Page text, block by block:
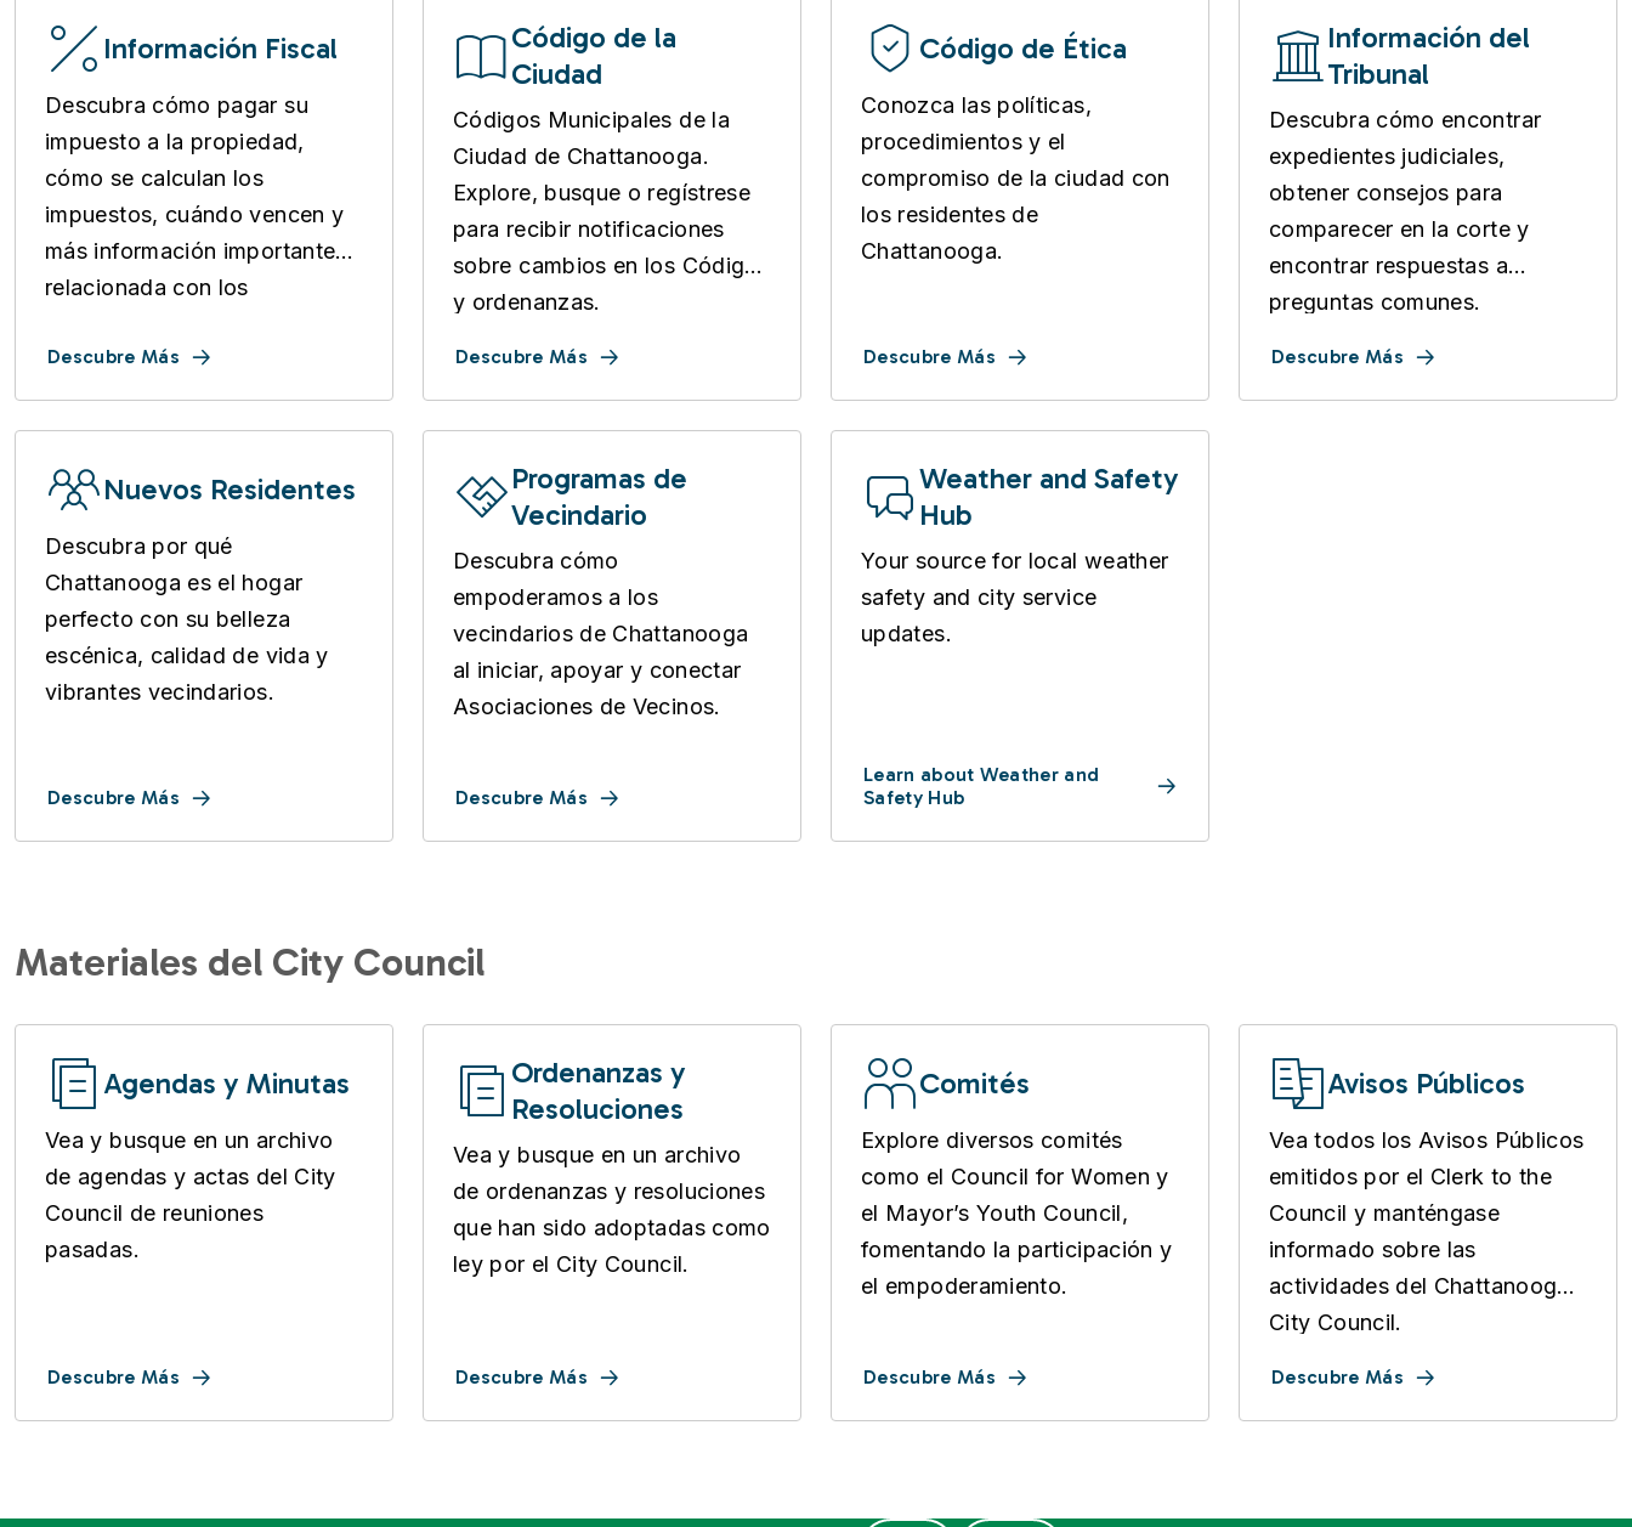
Información Fiscal
Descubra cómo pagar su
impuesto a la propiedad,
cómo se calculan los
impuestos, cuándo vencen y
más información importante
relacionada con los
Descubre Más
Código de la
Ciudad
Códigos Municipales de la
Ciudad de Chattanooga.
Explore, busque o regístrese
para recibir notificaciones
sobre cambios en los Códigos
y ordenanzas.
Descubre Más
Código de Ética
Conozca las políticas,
procedimientos y el
compromiso de la ciudad con
los residentes de
Chattanooga.
Descubre Más
Información del
Tribunal
Descubra cómo encontrar
expedientes judiciales,
obtener consejos para
comparecer en la corte y
encontrar respuestas a
preguntas comunes.
Descubre Más
Nuevos Residentes
Descubra por qué
Chattanooga es el hogar
perfecto con su belleza
escénica, calidad de vida y
vibrantes vecindarios.
Descubre Más
Programas de
Vecindario
Descubra cómo
empoderamos a los
vecindarios de Chattanooga
al iniciar, apoyar y conectar
Asociaciones de Vecinos.
Descubre Más
Weather and Safety
Hub
Your source for local weather
safety and city service
updates.
Learn about Weather and
Safety Hub
Materiales del City Council
Agendas y Minutas
Vea y busque en un archivo
de agendas y actas del City
Council de reuniones
pasadas.
Descubre Más
Ordenanzas y
Resoluciones
Vea y busque en un archivo
de ordenanzas y resoluciones
que han sido adoptadas como
ley por el City Council.
Descubre Más
Comités
Explore diversos comités
como el Council for Women y
el Mayor’s Youth Council,
fomentando la participación y
el empoderamiento.
Descubre Más
Avisos Públicos
Vea todos los Avisos Públicos
emitidos por el Clerk to the
Council y manténgase
informado sobre las
actividades del Chattanooga
City Council.
Descubre Más